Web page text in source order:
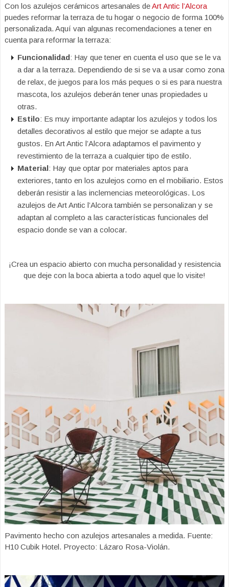
Con los azulejos cerámicos artesanales deArt Antic l’Alcora
puedes reformar la terraza de tu hogar o negocio de forma 100%
personalizada. Aquí van algunas recomendaciones a tener en
cuenta para reformar la terraza:
Funcionalidad: Hay que tener en cuenta el uso que se le va
a dar a la terraza. Dependiendo de si se va a usar como zona
de relax, de juegos para los más peques o si es para nuestra
mascota, los azulejos deberán tener unas propiedades u
otras.
Estilo: Es muy importante adaptar los azulejos y todos los
detalles decorativos al estilo que mejor se adapte a tus
gustos. En Art Antic l’Alcora adaptamos el pavimento y
revestimiento de la terraza a cualquier tipo de estilo.
Material: Hay que optar por materiales aptos para
exteriores, tanto en los azulejos como en el mobiliario. Estos
deberán resistir a las inclemencias meteorológicas. Los
azulejos de Art Antic l’Alcora también se personalizan y se
adaptan al completo a las características funcionales del
espacio donde se van a colocar.
¡Crea un espacio abierto con mucha personalidad y resistencia
que deje con la boca abierta a todo aquel que lo visite!
Pavimento hecho con azulejos artesanales a medida. Fuente:
H10 Cubik Hotel. Proyecto: Lázaro Rosa-Violán.